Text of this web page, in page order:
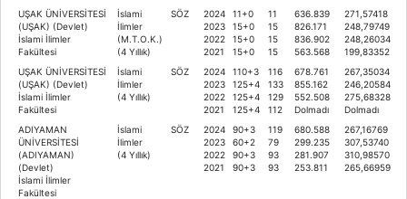
UŞAK ÜNİVERSİTESİ
(UŞAK) (Devlet)
İslami İlimler
Fakültesi
İslami
İlimler
(M.T.O.K.)
(4 Yıllık)
SÖZ
2024
2023
2022
2021
11+0
15+0
15+0
15+0
11
15
15
15
636.839
826.171
836.902
563.568
271,57418
248,79749
248,26034
199,83352
UŞAK ÜNİVERSİTESİ
(UŞAK) (Devlet)
İslami İlimler
Fakültesi
İslami
İlimler
(4 Yıllık)
SÖZ
2024
2023
2022
2021
110+3
125+4
125+4
125+4
116
133
129
112
678.761
855.162
552.508
Dolmadı
267,35034
246,20584
275,68328
Dolmadı
ADIYAMAN
ÜNİVERSİTESİ
(ADIYAMAN)
(Devlet)
İslami İlimler
Fakültesi
İslami
İlimler
(4 Yıllık)
SÖZ
2024
2023
2022
2021
90+3
60+2
90+3
90+3
119
79
93
93
680.588
299.235
281.907
253.811
267,16769
307,53740
310,98570
265,66959